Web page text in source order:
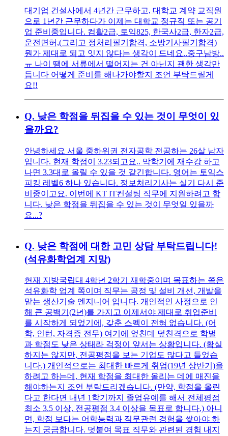
대기업 건설사에서 4년간 근무하고, 대학교 계약 교직원
으로 1년간 근무하다가 이제는 대학교 정규직 또는 공기
업 준비중입니다. 컴활2급, 토익825, 한국사2급, 한자2급,
운전면허,(그리고 정처리필기합격, 소방기사필기합격)
뭔가 제대로 되고 잇지 않다는 생각이 드네요..중구남방..
ㅠ 나이 땜에 서류에서 떨어지는 건 아닌지 괜한 생각만
듭니다 어떻게 준비를 해나가야할지 조언 부탁드릴게
요!!
Q. 낮은 학점을 뒤집을 수 있는 것이 무엇이 있
을까요?
안녕하세요 서울 중하위권 전자공학 전공하는 26살 남자
입니다. 현재 학점이 3.23되고요.. 막학기에 재수강 하고
나면 3.3대로 올릴 수 있을 것 같긴합니다. 영어는 토익스
피킹 레벨6 하나 있습니다. 정보처리기사는 실기 다시 준
비중이고요. 이번에 KT IT컨설팅 직무에 지원하려고 합
니다. 낮은 학점을 뒤집을 수 있는 것이 무엇일 있을까
요...?
Q. 낮은 학점에 대한 고민 상담 부탁드립니다!
(석유화학업계 지망)
현재 지방국립대 4학년 2학기 재학중이며 목표하는 쪽은
석유화학 업계 쪽이며 직무는 공정 및 설비 개선, 개발을
맡는 생산기술 엔지니어 입니다. 개인적인 사정으로 인
해 큰 공백기(2년)를 가지고 이제서야 제대로 취업준비
를 시작하게 되었기에, 갖춘 스펙이 전혀 없습니다. (어
학, 인턴, 자격증 전무) 여기에 엎친데 덮친격으로 학벌
과 학점도 낮은 상태라 걱정이 앞서는 상황입니다. (확실
하지는 않지만, 전공평점을 보는 기업도 많다고 들었습
니다.) 개인적으로는 최대한 빠르게 취업(19년 상반기)을
하려고 하는데, 현재 학점을 최대한 올리는 데에 매진을
해야하는지 조언 부탁드리겠습니다. (만약, 학점을 올린
다고 한다면 내년 1학기까지 졸업유예를 해서 전체평점
최소 3.5 이상, 전공평점 3.4 이상을 목표로 합니다.) 아니
면, 학점 보다는 어학능력과 직무관련 경험을 쌓아야 하
는지 궁금합니다. 덧붙여 목표 직무와 관련된 경험 내지